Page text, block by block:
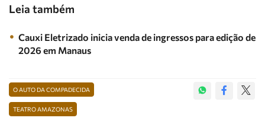
Leia também
Cauxi Eletrizado inicia venda de ingressos para edição de
2026 em Manaus
O AUTO DA COMPADECIDA
TEATRO AMAZONAS